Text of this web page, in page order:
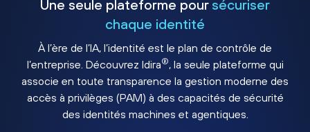
Une seule plateforme pour sécuriser
chaque identité
À l’ère de l’IA, l’identité est le plan de contrôle de
l’entreprise. Découvrez Idira®, la seule plateforme qui
associe en toute transparence la gestion moderne des
accès à privilèges (PAM) à des capacités de sécurité
des identités machines et agentiques.